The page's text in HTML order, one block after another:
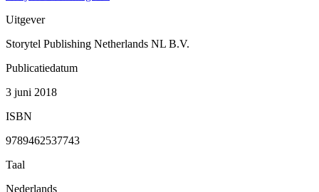
Uitgever
Storytel Publishing Netherlands NL B.V.
Publicatiedatum
3 juni 2018
ISBN
9789462537743
Taal
Nederlands